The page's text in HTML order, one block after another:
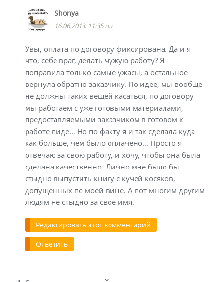
Shonya
16.06.2013, 11:35 пп
Увы, оплата по договору фиксирована. Да и я
что, себе враг, делать чужую работу? Я
поправила только самые ужасы, а остальное
вернула обратно заказчику. По идее, мы вообще
не должны таких вещей касаться, по договору
мы работаем с уже готовыми материалами,
предоставляемыми заказчиком в готовом к
работе виде… Но по факту я и так сделала куда
как больше, чем было оплачено… Просто я
отвечаю за свою работу, и хочу, чтобы она была
сделана качественно. Лично мне было бы
стыдно выпустить книгу с кучей косяков,
допущенных по моей вине. А вот многим другим
людям не стыдно за своё имя.
Редактировать этот комментарий
Ответить